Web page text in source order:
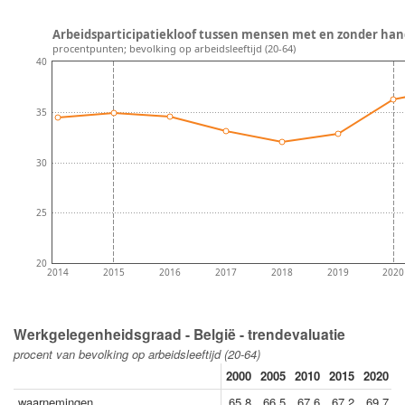
2014 2015 2016 2017 2018 2019 2020
20
25
30
35
40
Arbeidsparticipatiekloof tussen mensen met en zonder
procentpunten; bevolking op arbeidsleeftijd (20-64)
Werkgelegenheidsgraad - België - trendevaluatie
procent van bevolking op arbeidsleeftijd (20-64)
2000 2005 2010 2015 2020
waarnemingen
65.8 66.5 67.6 67.2 69.7